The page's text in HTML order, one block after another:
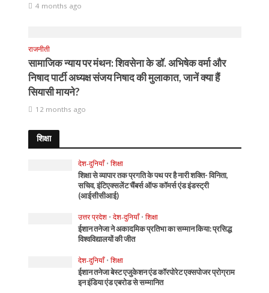
4 months ago
राजनीती
सामाजिक न्याय पर मंथन: शिवसेना के डॉ. अभिषेक वर्मा और
निषाद पार्टी अध्यक्ष संजय निषाद की मुलाकात, जानें क्या हैं
सियासी मायने?
12 months ago
शिक्षा
देश-दुनियाँ • शिक्षा
शिक्षा से व्यापार तक प्रगति के पथ पर है नारी शक्ति- विनिता,
सचिव, इंटिएक्सलेंट चैंबर्स ऑफ कॉमर्स एंड इंडस्ट्री
(आईसीसीआई)
उत्तर प्रदेश • देश-दुनियाँ • शिक्षा
ईशान तनेजा ने अकादमिक प्रतिभा का सम्मान किया: प्रसिद्ध
विश्वविद्यालयों की जीत
देश-दुनियाँ • शिक्षा
ईशान तनेजा बेस्ट एजुकेशन एंड कॉरपोरेट एक्सपोजर प्रोग्राम
इन इंडिया एंड एबरोड से सम्मानित